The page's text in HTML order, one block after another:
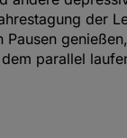
der
parallel